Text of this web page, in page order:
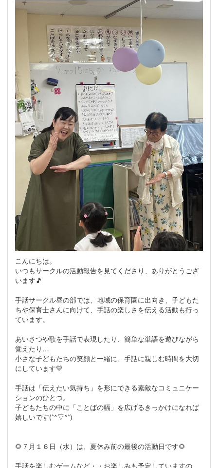
こんにちは。
いつもサークルの活動報告を見てくださり、ありがとうござ
います🎵
手話サークル昼の部では、地域の保育園に出向き、子どもた
ちや保育士さんに向けて、手話の楽しさを伝える活動も行っ
ています。
あいさつや歌を手話で表現したり、簡単な単語を遊びながら
覚えたり…
小さな子どもたちの笑顔と一緒に、手話に親しむ時間を大切
にしています💛
手話は「伝えたい気持ち」を形にできる素敵なコミュニケー
ションのひとつ。
子どもたちの中に「ことばの幅」を広げるきっかけになれば
嬉しいです(*^▽^*)
🌻７月１６日（水）は、夏休み前の最後の活動日です🌻
手話を楽しむゲームなど・・お楽しみも予定していますの